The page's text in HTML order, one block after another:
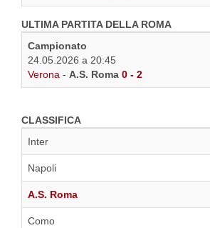
ULTIMA PARTITA DELLA ROMA
Campionato
24.05.2026 a 20:45
Verona - A.S. Roma 0 - 2
CLASSIFICA
Inter
Napoli
A.S. Roma
Como